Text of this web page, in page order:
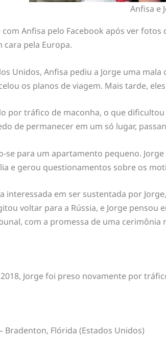
Anfisa e
Anfisa pelo Facebook após ver
cara pela Europa.
Unidos, Anfisa pediu a Jorge uma
os planos de viagem. Mais tarde,
por tráfico de maconha, o que
de permanecer em um só lugar,
se para um apartamento pequeno.
e gerou questionamentos sobre os
interessada em ser sustentada por
voltar para a Rússia, e Jorge pensou
com a promessa de uma cerimônia
Jorge foi preso novamente por
Bradenton, Flórida (Estados Unidos)